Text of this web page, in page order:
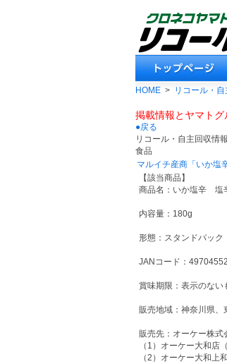
HOME > リコール・
掲載情報とヤマト
●戻る
リコール・自主回収情報
食品
マルイチ産商「いか塩
【該当商品】
商品名：いか塩辛 塩
内容量：180g
形態：スタンドパック
JANコード：
賞味期限：表示のない
販売地域：神奈川県、
販売先：オーケー株式
（1）オーケー大和店
（2）オーケー大和上